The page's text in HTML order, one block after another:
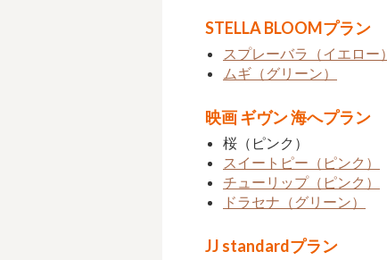
STELLA BLOOMプラン
スプレーバラ（イエロー）
ムギ（グリーン）
映画 ギヴン 海へプラン
桜（ピンク）
スイートピー（ピンク）
チューリップ（ピンク）
ドラセナ（グリーン）
JJ standardプラン